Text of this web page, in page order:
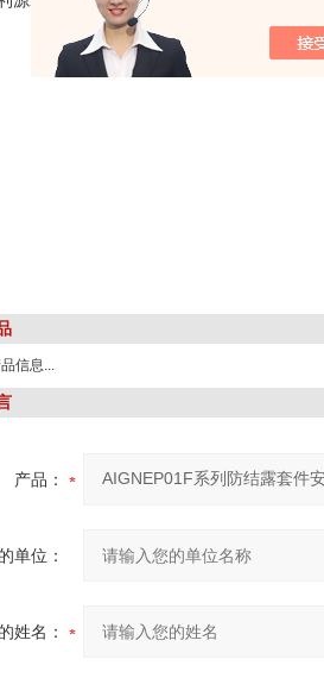
信息...
产品：
单位：
姓名：